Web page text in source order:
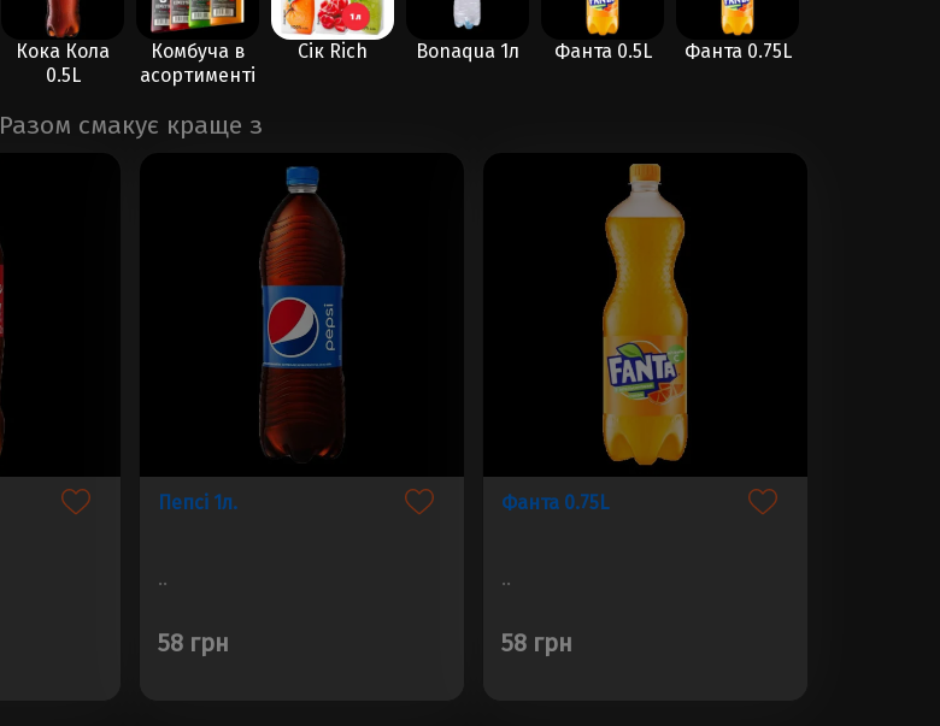
Кока Кола
0.5L
Комбуча в
асортименті
Сік Rich Bonaqua 1л Фанта 0.5L Фанта 0.75L
Разом смакує краще з
Пепсі 1л.
..
58 грн
Фанта 0.75L
..
58 грн